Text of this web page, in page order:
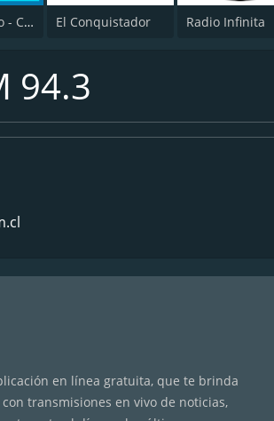
Radio Bio-Bio - Concepción El Conquistador Radio Infinita
94.3
en línea gratuita, que te brinda
transmisiones en vivo de noticias,